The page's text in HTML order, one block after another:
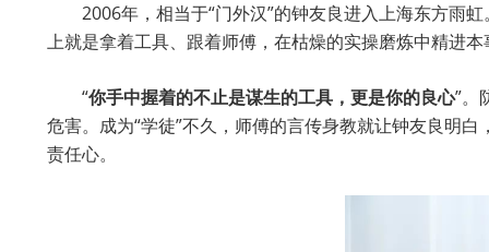
2006年，相当于“门外汉”的钟友良进入上海东方雨
上就是拿着工具、跟着师傅，在枯燥的实操磨炼中精进本
“你手中握着的不止是谋生的工具，更是你的良心”。
危害。成为“学徒”不久，师傅的言传身教就让钟友良明
责任心。